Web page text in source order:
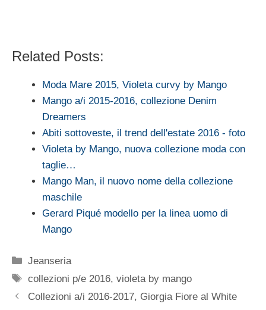
Related Posts:
Moda Mare 2015, Violeta curvy by Mango
Mango a/i 2015-2016, collezione Denim
Dreamers
Abiti sottoveste, il trend dell'estate 2016 - foto
Violeta by Mango, nuova collezione moda con
taglie…
Mango Man, il nuovo nome della collezione
maschile
Gerard Piqué modello per la linea uomo di
Mango
Categorie
Jeanseria
Tag
collezioni p/e 2016,violeta by mango
Collezioni a/i 2016-2017, Giorgia Fiore al White